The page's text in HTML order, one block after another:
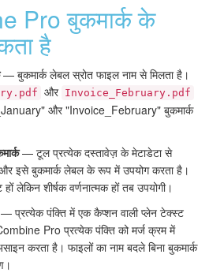
Pro बुकमार्क के
है
— बुकमार्क लेबल स्रोत फाइल नाम से मिलता है।
और Invoice_February.pdf
और "Invoice_February" बुकमार्क
— टूल प्रत्येक दस्तावेज़ के मेटाडेटा से
और इसे बुकमार्क लेबल के रूप में उपयोग करता है।
लेकिन शीर्षक वर्णनात्मक हों तब उपयोगी।
प्रत्येक पंक्ति में एक कैप्शन वाली प्लेन टेक्स्ट
Pro प्रत्येक पंक्ति को मर्ज क्रम में
करता है। फाइलों का नाम बदले बिना बुकमार्क